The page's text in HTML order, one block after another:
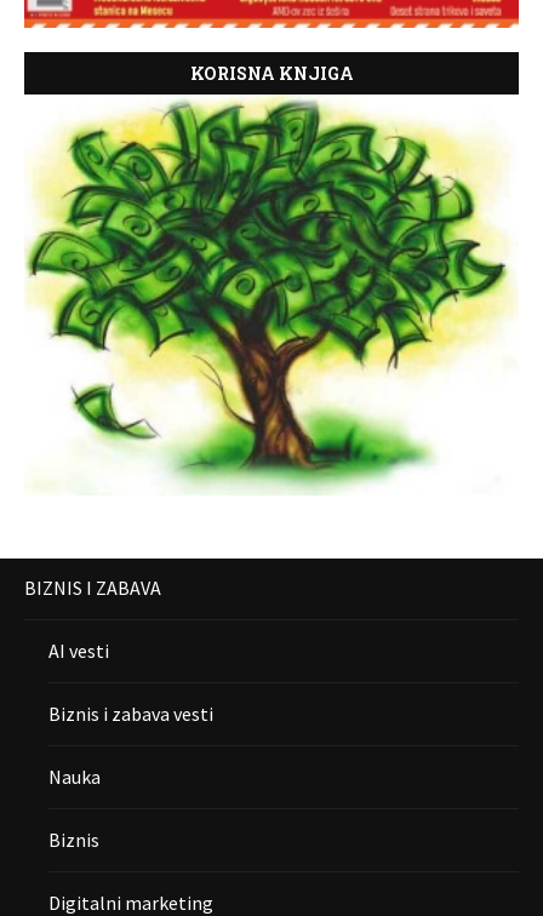
KORISNA KNJIGA
BIZNIS I ZABAVA
AI vesti
Biznis i zabava vesti
Nauka
Biznis
Digitalni marketing